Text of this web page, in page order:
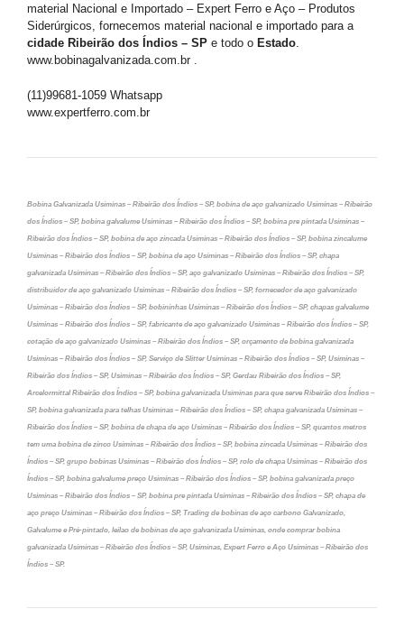
material Nacional e Importado – Expert Ferro e Aço – Produtos
Siderúrgicos, fornecemos material nacional e importado para a
cidade Ribeirão dos Índios – SP e todo o Estado.
www.bobinagalvanizada.com.br .
(11)99681-1059 Whatsapp
www.expertferro.com.br
Bobina Galvanizada Usiminas – Ribeirão dos Índios – SP, bobina de aço galvanizado Usiminas – Ribeirão
dos Índios – SP, bobina galvalume Usiminas – Ribeirão dos Índios – SP, bobina pre pintada Usiminas –
Ribeirão dos Índios – SP, bobina de aço zincada Usiminas – Ribeirão dos Índios – SP, bobina zincalume
Usiminas – Ribeirão dos Índios – SP, bobina de aço Usiminas – Ribeirão dos Índios – SP, chapa
galvanizada Usiminas – Ribeirão dos Índios – SP, aço galvanizado Usiminas – Ribeirão dos Índios – SP,
distribuidor de aço galvanizado Usiminas – Ribeirão dos Índios – SP, fornecedor de aço galvanizado
Usiminas – Ribeirão dos Índios – SP, bobininhas Usiminas – Ribeirão dos Índios – SP, chapas galvalume
Usiminas – Ribeirão dos Índios – SP, fabricante de aço galvanizado Usiminas – Ribeirão dos Índios – SP,
cotação de aço galvanizado Usiminas – Ribeirão dos Índios – SP, orçamento de bobina galvanizada
Usiminas – Ribeirão dos Índios – SP, Serviço de Slitter Usiminas – Ribeirão dos Índios – SP, Usiminas –
Ribeirão dos Índios – SP, Usiminas – Ribeirão dos Índios – SP, Gerdau Ribeirão dos Índios – SP,
Arcelormittal Ribeirão dos Índios – SP, bobina galvanizada Usiminas para que serve Ribeirão dos Índios –
SP, bobina galvanizada para telhas Usiminas – Ribeirão dos Índios – SP, chapa galvanizada Usiminas –
Ribeirão dos Índios – SP, bobina de chapa de aço Usiminas – Ribeirão dos Índios – SP, quantos metros
tem uma bobina de zinco Usiminas – Ribeirão dos Índios – SP, bobina zincada Usiminas – Ribeirão dos
Índios – SP, grupo bobinas Usiminas – Ribeirão dos Índios – SP, rolo de chapa Usiminas – Ribeirão dos
Índios – SP, bobina galvalume preço Usiminas – Ribeirão dos Índios – SP, bobina galvanizada preço
Usiminas – Ribeirão dos Índios – SP, bobina pre pintada Usiminas – Ribeirão dos Índios – SP, chapa de
aço preço Usiminas – Ribeirão dos Índios – SP, Trading de bobinas de aço carbono Galvanizado,
Galvalume e Pré-pintado, leilao de bobinas de aço galvanizada Usiminas, onde comprar bobina
galvanizada Usiminas – Ribeirão dos Índios – SP, Usiminas, Expert Ferro e Aço Usiminas – Ribeirão dos
Índios – SP.